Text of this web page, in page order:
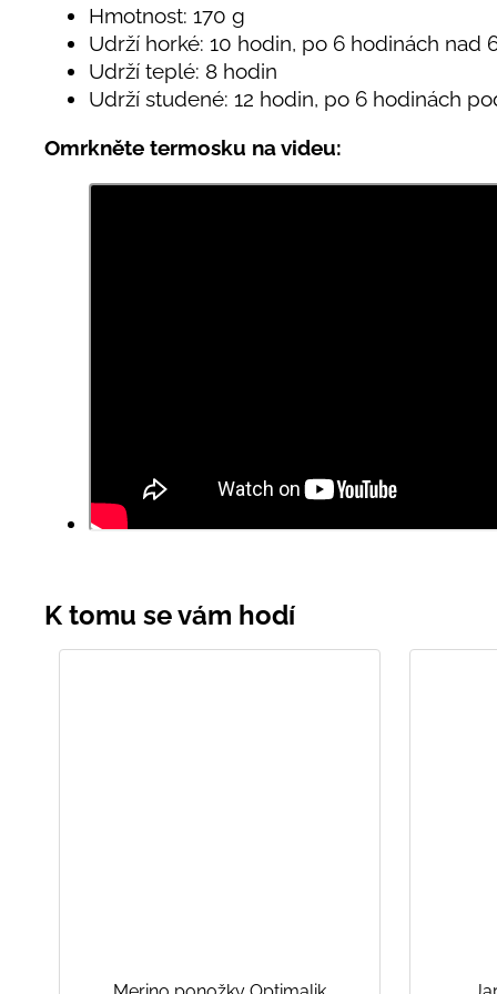
Hmotnost: 170 g
Udrží horké: 10 hodin, po 6 hodinách nad
Udrží teplé: 8 hodin
Udrží studené: 12 hodin, po 6 hodinách
Omrkněte termosku na videu: